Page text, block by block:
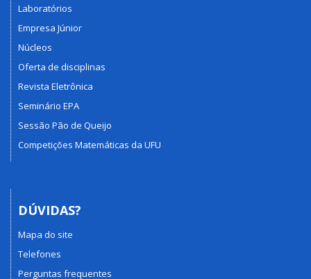
Laboratórios
Empresa Júnior
Núcleos
Oferta de disciplinas
Revista Eletrônica
Seminário EPA
Sessão Pão de Queijo
Competições Matemáticas da UFU
DÚVIDAS?
Mapa do site
Telefones
Perguntas frequentes